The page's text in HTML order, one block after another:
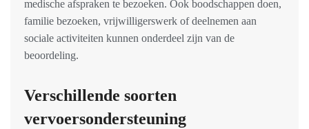
medische afspraken te bezoeken. Ook boodschappen doen,
familie bezoeken, vrijwilligerswerk of deelnemen aan
sociale activiteiten kunnen onderdeel zijn van de
beoordeling.
Verschillende soorten
vervoersondersteuning